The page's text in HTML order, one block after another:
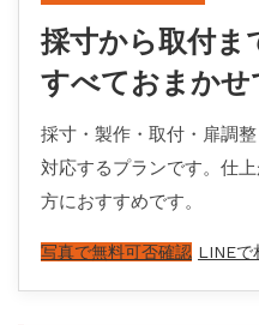
採寸から取付ま
すべておまかせ
採寸・製作・取付・扉調
対応するプランです。仕
方におすすめです。
写真で無料可否確認 LINEで